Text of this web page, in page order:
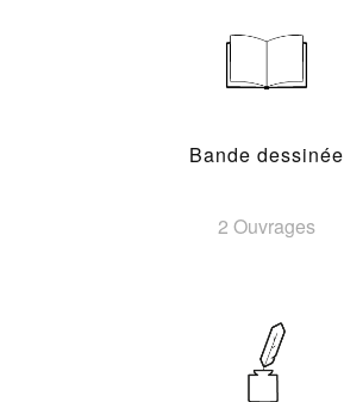
Bande dessinée
2 Ouvrages